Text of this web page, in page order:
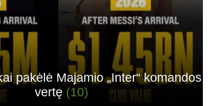
pakėlė Majamio „Inter“ komandos
vertę (10)